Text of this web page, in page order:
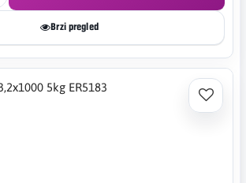
Brzi pregled